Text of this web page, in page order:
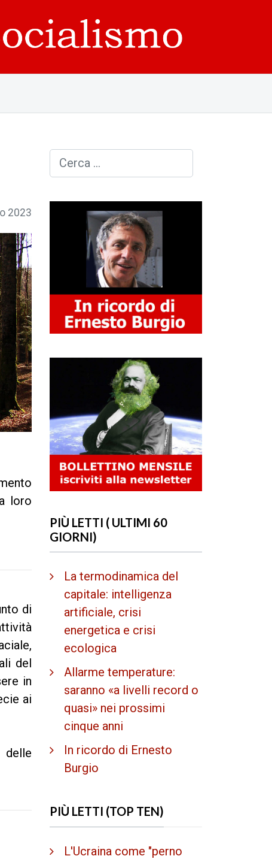
2023
loro
di
del
in
ai
delle
Cerca
PIÙ LETTI ( ULTIMI 60
GIORNI)
La termodinamica del
capitale: intelligenza
artificiale, crisi
energetica e crisi
ecologica
Allarme temperature:
saranno «a livelli record o
quasi» nei prossimi
cinque anni
In ricordo di Ernesto
Burgio
PIÙ LETTI (TOP TEN)
L'Ucraina come "perno